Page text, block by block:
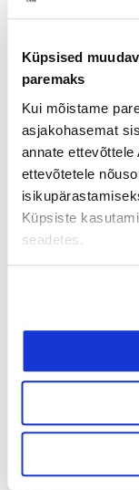
Küpsised
paremaks
Kui mõistame
asjakohasemat
annate
ettevõtetele
Küpsiste
seadetes.
seega ettevõte
Anzelika
ettevõtte
palganumbri
lahkumine oli
tutvutud
töökoormust.
Staažika
väga hea
lõpuks ka aja-
piisavalt aega,
töökuulutus,
visiooni ja